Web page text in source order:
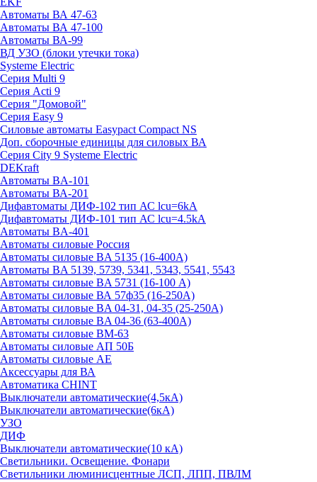
Автоматы ВА 47-63
Автоматы ВА 47-100
Автоматы ВА-99
ВД УЗО (блоки утечки тока)
Systeme Electric
Серия Multi 9
Серия Acti 9
Серия "Домовой"
Серия Easy 9
Силовые автоматы Easypact Compact NS
Доп. сборочные единицы для силовых ВА
Серия City 9 Systeme Electric
DEKraft
Автоматы BA-101
Автоматы ВА-201
Дифавтоматы ДИФ-102 тип АС lcu=6kA
Дифавтоматы ДИФ-101 тип АС lcu=4.5kA
Автоматы BA-401
Автоматы силовые Россия
Автоматы силовые BA 5135 (16-400А)
Автоматы BA 5139, 5739, 5341, 5343, 5541, 5543
Автоматы силовые BA 5731 (16-100 А)
Автоматы силовые ВА 57ф35 (16-250А)
Автоматы силовые BA 04-31, 04-35 (25-250А)
Автоматы силовые BA 04-36 (63-400А)
Автоматы силовые ВМ-63
Автоматы силовые АП 50Б
Автоматы силовые АЕ
Аксессуары для ВА
Автоматика CHINT
Выключатели автоматические(4,5кА)
Выключатели автоматические(6кА)
УЗО
ДИФ
Выключатели автоматические(10 кА)
Светильники. Освещение. Фонари
Светильники люминисцентные ЛСП, ЛПП, ПВЛМ